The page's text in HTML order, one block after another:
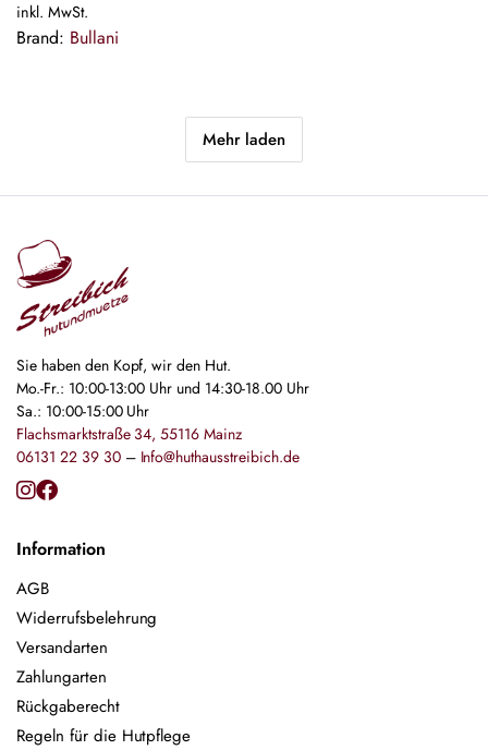
inkl. MwSt.
Brand: Bullani
Mehr laden
Sie haben den Kopf, wir den Hut.
Mo.-Fr.: 10:00-13:00 Uhr und 14:30-18.00 Uhr
Sa.: 10:00-15:00 Uhr
Flachsmarktstraße 34, 55116 Mainz
06131 22 39 30– Info@huthausstreibich.de
Information
AGB
Widerrufsbelehrung
Versandarten
Zahlungarten
Rückgaberecht
Regeln für die Hutpflege